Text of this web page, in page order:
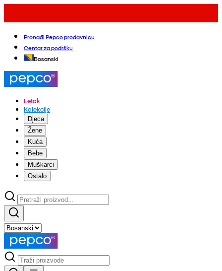
Pronađi Pepco prodavnicu
Centar za podršku
Bosanski
Letak
Kolekcije
Djeca
Žene
Kuća
Bebe
Muškarci
Ostalo